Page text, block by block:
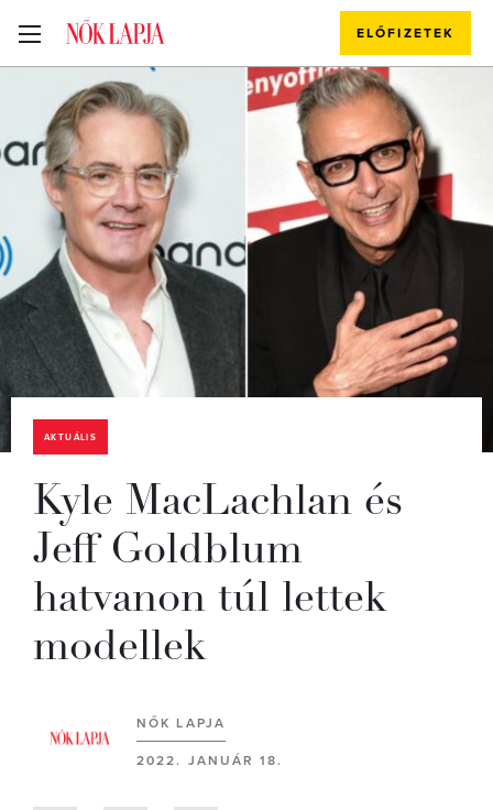
ELŐFIZETEK
AKTUÁLIS
Kyle MacLachlan és
Jeff Goldblum
hatvanon túl lettek
modellek
NŐK LAPJA
2022. JANUÁR 18.